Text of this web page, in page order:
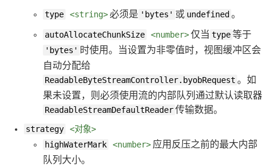
type <string>必须是 'bytes' 或 undefined 。
autoAllocateChunkSize <number>仅当 type等于
'bytes' 时使用。当设置为非零值时，视图缓冲区会
自动分配给
ReadableByteStreamController.byobRequest 。如
果未设置，则必须使用流的内部队列通过默认读取器
ReadableStreamDefaultReader传输数据。
strategy
<对象>
highWaterMark
<number> 应用反压之前的最大内部
队列大小。